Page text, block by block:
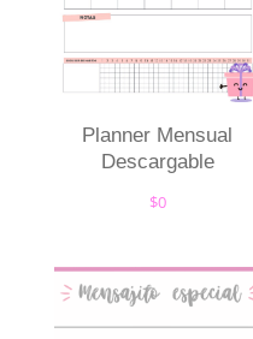
Planner Mensual
Descargable
$0